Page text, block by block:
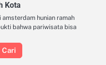
Kota
hunian ramah
bahwa pariwisata bisa